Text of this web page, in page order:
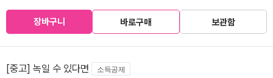
장바구니 바로구매 보관함
[중고] 녹일 수 있다면 소득공제